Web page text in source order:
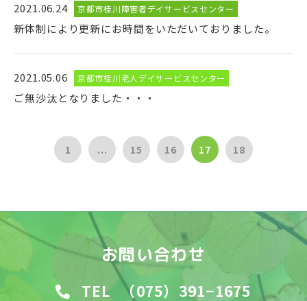
2021.06.24 京都市桂川障害者デイサービスセンター
新体制により更新にお時間をいただいておりました。
2021.05.06 京都市桂川老人デイサービスセンター
ご無沙汰となりました・・・
1 ... 15 16 17 18
お問い合わせ
TEL （075）391−1675